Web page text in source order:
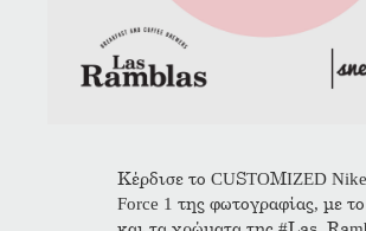
Κέρδισε το CUSTOMIZED
Force 1 της φωτογραφίας, με